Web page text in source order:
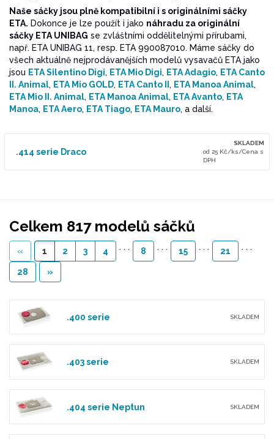
Naše sáčky jsou plně kompatibilní i s originálními sáčky
ETA. Dokonce je lze použít i jako náhradu za originální
sáčky ETA UNIBAG se zvláštními oddělitelnými přírubami,
např. ETA UNIBAG 11, resp. ETA 990087010. Máme sáčky do
všech aktuálně nejprodávanějších modelů vysavačů ETA jako
jsou ETA Silentino Digi, ETA Mio Digi, ETA Adagio, ETA Canto
II. Animal, ETA Mio GOLD, ETA Canto II , ETA Manoa Animal,
ETA Mio II. Animal, ETA Manoa Animal, ETA Avanto, ETA
Manoa, ETA Aero, ETA Tiago, ETA Mauro, a další.
.414 serie Draco
SKLADEM
od 25 Kč/ks/Cena s
DPH
Celkem 817 modelů sáčků
« 1 2 3 4 . . . 8 . . . 15 . . . 21 . . .
28 »
.400 serie SKLADEM
.403 serie SKLADEM
.404 serie Neptun SKLADEM